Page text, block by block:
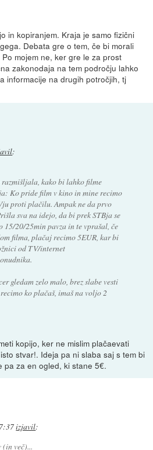
in kopiranjem. Kraja je samo fizični
Debata gre o tem, če bi morali
mojem ne, ker gre le za prost
zakonodaja na tem področju lahko
informacije na drugih potročjih, tj
:
razmišljala, kako bi lahko filme
Ko pride film v kino in mine recimo
proti plačilu. Ampak ne da prvo
sva na idejo, da bi prek STBja se
20/25min pavza in te vprašal, če
filma, plačaj recimo 5EUR, kar bi
od TV/internet
gledam zelo malo, brez slabe vesti
ko plačaš, imaš na voljo 2
kopijo, ker ne mislim plačaevati
stvar!. Ideja pa ni slaba saj s tem bi
pa za en ogled, ki stane 5€.
izjavil:
(in več)...